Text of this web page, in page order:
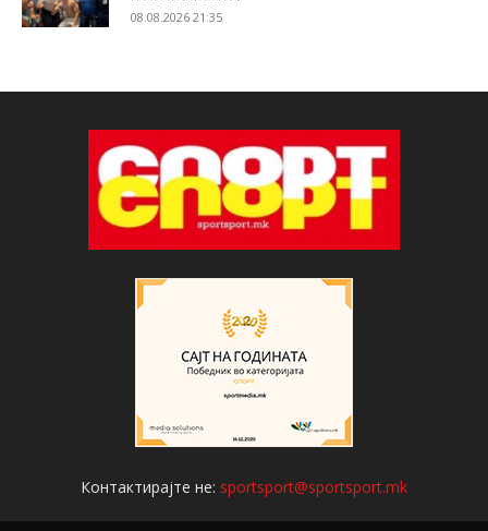
08.08.2026 21:35
Контактирајте не: sportsport@sportsport.mk